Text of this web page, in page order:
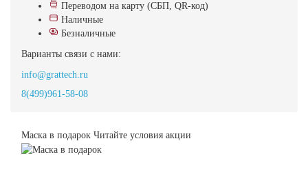
Переводом на карту (СБП, QR-код)
Наличные
Безналичные
Варианты связи с нами:
info@grattech.ru
8(499)961-58-08
Маска в подарок Читайте условия акции